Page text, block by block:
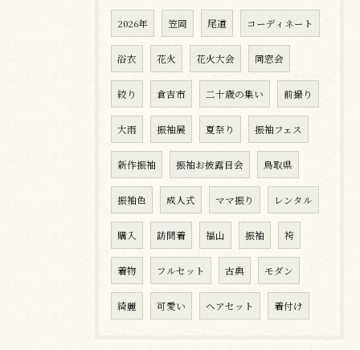
2026年 笠岡 尾道 コーディネート
浴衣 花火 花火大会 同窓会
絞り 倉吉市 二十歳の集い 前撮り
大雨 振袖展 夏祭り 振袖フェス
新作振袖 振袖お披露目会 鳥取県
振袖色 成人式 ママ振り レンタル
購入 訪問着 福山 振袖 袴
着物 フルセット 古典 モダン
綺麗 可愛い ヘアセット 着付け